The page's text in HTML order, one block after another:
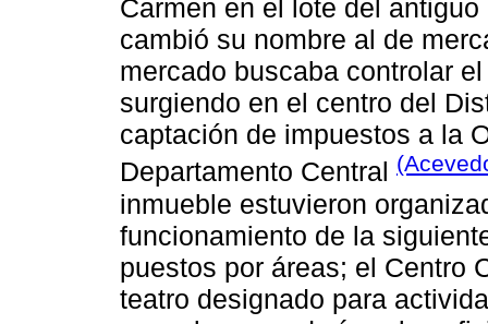
Carmen en el lote del
cambió su nombre al de
mercado buscaba controlar
surgiendo en el centro del
captación de impuestos a la
Departamento Central
inmueble estuvieron
funcionamiento de la
puestos por áreas; el Centro
teatro designado para